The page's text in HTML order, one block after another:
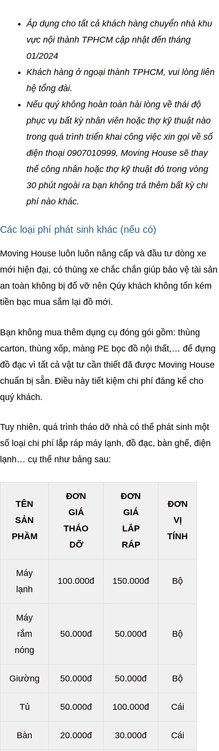
Áp dụng cho tất cả khách hàng chuyển nhà khu
vực nội thành TPHCM cập nhật đến tháng
01/2024
Khách hàng ở ngoại thành TPHCM, vui lòng liên
hệ tổng đài.
Nếu quý không hoàn toàn hài lòng về thái độ
phục vụ bất kỳ nhân viên hoặc thợ kỹ thuật nào
trong quá trình triển khai công việc xin gọi về số
điện thoại 0907010999, Moving House sẽ thay
thế công nhân hoặc thợ kỹ thuật đó trong vòng
30 phút ngoài ra bạn không trả thêm bất kỳ chi
phí nào khác.
Các loại phí phát sinh khác (nếu có)
Moving House luôn luôn nâng cấp và đầu tư dòng xe
mới hiện đại, có thùng xe chắc chắn giúp bảo vệ tài sản
an toàn không bị đổ vỡ nên Qúy khách không tốn kém
tiền bạc mua sắm lại đồ mới.
Bạn không mua thêm dụng cụ đóng gói gồm: thùng
carton, thùng xốp, màng PE bọc đồ nội thất,… để đựng
đồ đạc vì tất cả vật tư cần thiết đã được Moving House
chuẩn bị sẵn. Điều này tiết kiệm chi phí đáng kể cho
quý khách.
Tuy nhiên, quá trình tháo dỡ nhà có thể phát sinh một
số loại chi phí lắp ráp máy lạnh, đồ đạc, bàn ghế, điện
lạnh… cụ thể như bảng sau:
TÊN
SẢN
PHẦM
ĐƠN
GIÁ
THÁO
DỠ
ĐƠN
GIÁ
LẮP
RÁP
ĐƠN
VỊ
TÍNH
Máy
lạnh
100.000đ 150.000đ Bộ
Máy
rắm
nóng
50.000đ 50.000đ Bộ
Giường 50.000đ 50.000đ Bộ
Tủ 50.000đ 100.000đ Cái
Bàn 20.000đ 30.000đ Cái